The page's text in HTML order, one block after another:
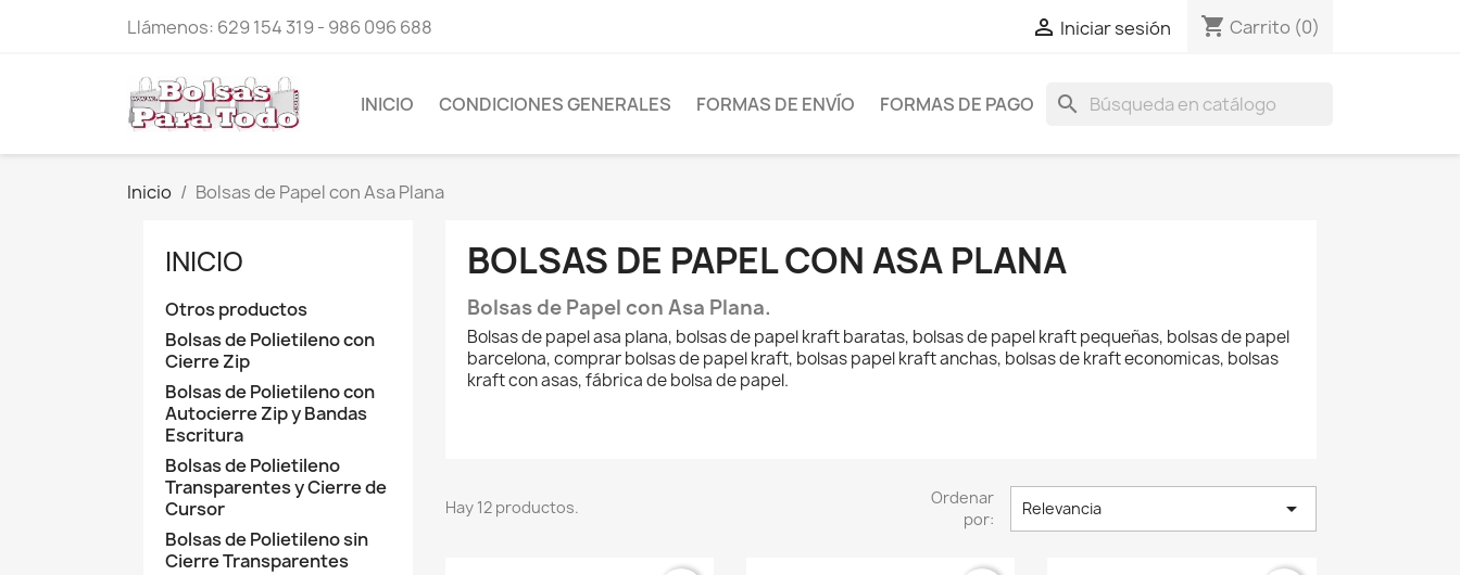
Llámenos: 629 154 319 - 986 096 688  Iniciar sesión shopping_cart Carrito (0)
INICIO CONDICIONES GENERALES FORMAS DE ENVÍO FORMAS DE PAGO search
Inicio Bolsas de Papel con Asa Plana
INICIO
Otros productos
Bolsas de Polietileno con
Cierre Zip
Bolsas de Polietileno con
Autocierre Zip y Bandas
Escritura
Bolsas de Polietileno
Transparentes y Cierre de
Cursor
Bolsas de Polietileno sin
Cierre Transparentes
BOLSAS DE PAPEL CON ASA PLANA
Bolsas de Papel con Asa Plana.
Bolsas de papel asa plana, bolsas de papel kraft baratas, bolsas de papel kraft pequeñas, bolsas de papel
barcelona, comprar bolsas de papel kraft, bolsas papel kraft anchas, bolsas de kraft economicas, bolsas
kraft con asas, fábrica de bolsa de papel.
Hay 12 productos.
Ordenar
por:
Relevancia 